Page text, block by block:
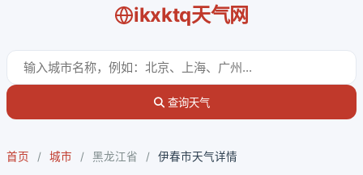
ikxktq天气网
查询天气
首页 / 城市 / 黑龙江省 / 伊春市天气详情